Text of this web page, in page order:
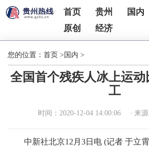
首页 贵州 国内
原创
经济
您的位置： 首页 > 国内 >
全国首个残疾人冰上运
工
时间：2020-12-04 14:00:06 来
中新社北京12月3日电 (记者 于立